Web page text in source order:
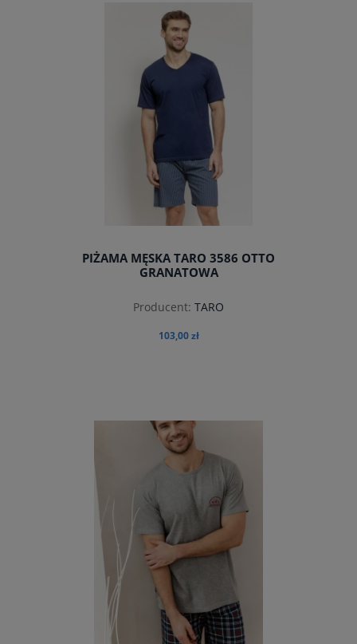
do koszyka
PIŻAMA MĘSKA TARO 3586 OTTO
GRANATOWA
Producent: TARO
103,00 zł
do koszyka